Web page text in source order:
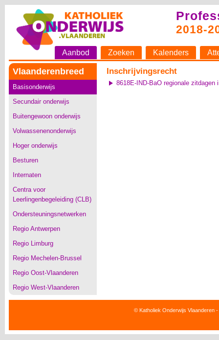
2018-
Aanbod Zoeken Kalenders
Vlaanderenbreed
Basisonderwijs
Secundair onderwijs
Buitengewoon onderwijs
Volwassenenonderwijs
Hoger onderwijs
Besturen
Internaten
Centra voor
Leerlingenbegeleiding (CLB)
Ondersteuningsnetwerken
Regio Antwerpen
Regio Limburg
Regio Mechelen-Brussel
Regio Oost-Vlaanderen
Regio West-Vlaanderen
Inschrijvingsrecht
8618E-IND-BaO regionale
© Katholiek Onderwijs Vlaanderen